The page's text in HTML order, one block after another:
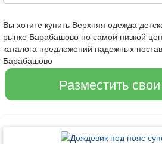
Вы хотите купить Верхняя одежда
рынке Барабашово по самой низкой
каталога предложений надежных
Барабашово
Разместить